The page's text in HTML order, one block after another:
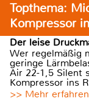
Topthema:
Kompressor
Der leise
Wer regelmäßig
geringe
Air 22-1,5 Silent
Kompressor ins
>> Mehr erfahren